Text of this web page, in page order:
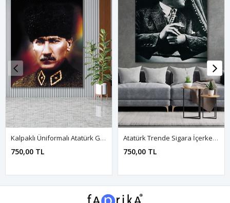
Kalpaklı Üniformalı Atatürk Görseli Yağlı Boya Efektli Kanvas Duvar Tablo 221472
750,00 TL
Atatürk Trende Sigara İçerken Kanvas Duvar Tablo 221519
750,00 TL